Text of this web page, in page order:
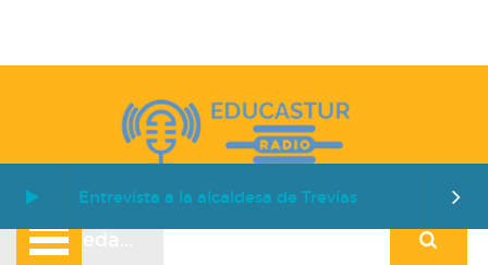
Entrevista a la alcaldesa de Trevías